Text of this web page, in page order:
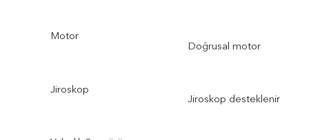
Motor
Doğrusal motor
Jiroskop
Jiroskop desteklenir